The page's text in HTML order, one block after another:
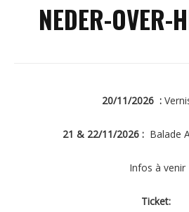
NEDER-OVER-
20/11/2026 :
21 & 22/11/2026 : Balade
Infos à venir
Ticket: